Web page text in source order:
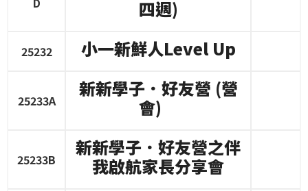
四週)
25232 小一新鮮人Level Up
25233A
新新學子．好友營 (營
會)
25233B
新新學子．好友營之伴
我啟航家長分享會